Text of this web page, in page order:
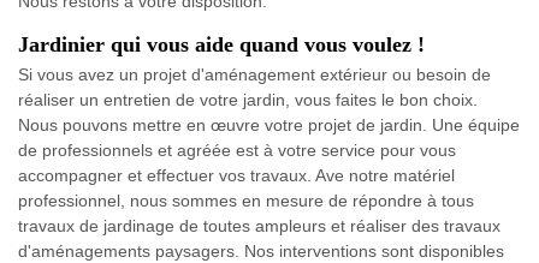
Jardinier qui vous aide quand vous voulez !
Si vous avez un projet d'aménagement extérieur ou besoin de
réaliser un entretien de votre jardin, vous faites le bon choix.
Nous pouvons mettre en œuvre votre projet de jardin. Une équipe
de professionnels et agréée est à votre service pour vous
accompagner et effectuer vos travaux. Ave notre matériel
professionnel, nous sommes en mesure de répondre à tous
travaux de jardinage de toutes ampleurs et réaliser des travaux
d'aménagements paysagers. Nos interventions sont disponibles